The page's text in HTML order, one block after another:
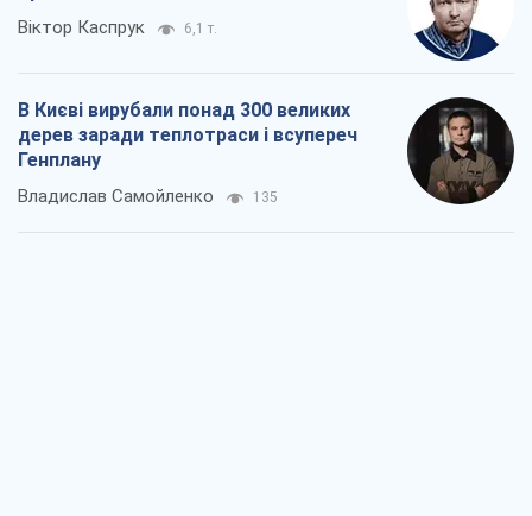
Віктор Каспрук 6,1 т.
В Києві вирубали понад 300 великих
дерев заради теплотраси і всупереч
Генплану
Владислав Самойленко 135